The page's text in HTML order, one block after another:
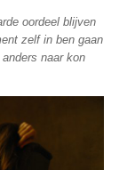
oordeel blijven
zelf in ben gaan
naar kon